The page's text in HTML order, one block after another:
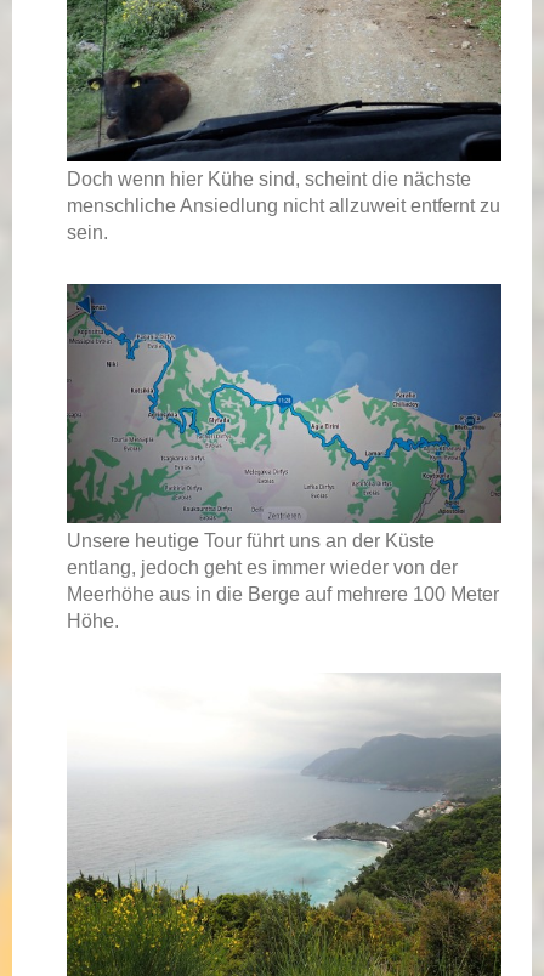
Doch wenn hier Kühe sind, scheint die nächste
menschliche Ansiedlung nicht allzuweit entfernt zu
sein.
Unsere heutige Tour führt uns an der Küste
entlang, jedoch geht es immer wieder von der
Meerhöhe aus in die Berge auf mehrere 100 Meter
Höhe.